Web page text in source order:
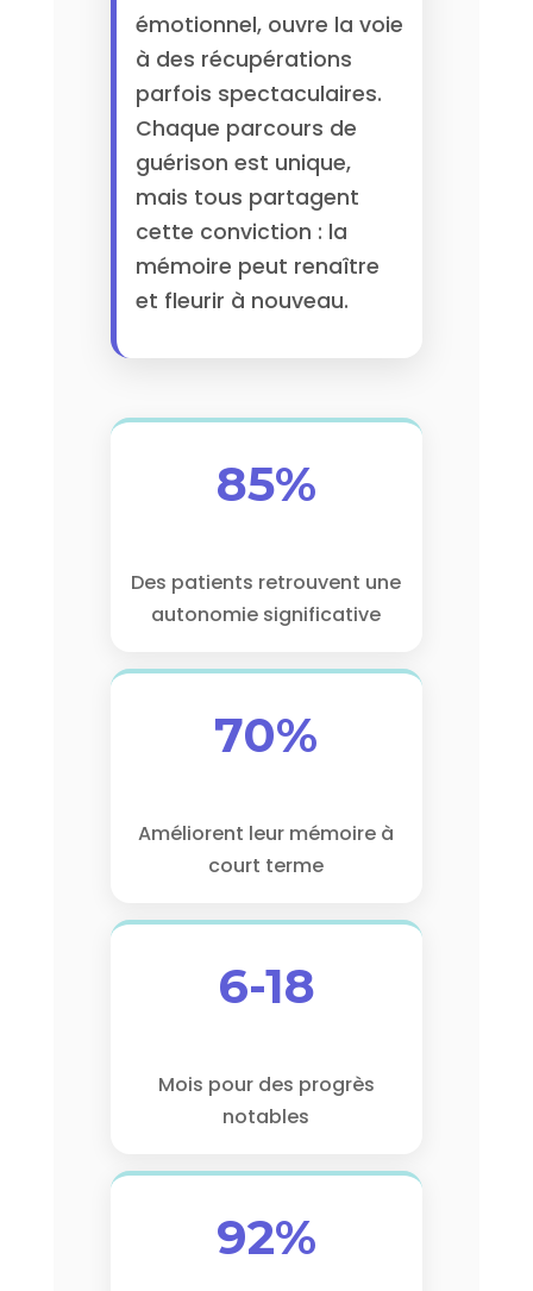
émotionnel, ouvre la voie
à des récupérations
parfois spectaculaires.
Chaque parcours de
guérison est unique,
mais tous partagent
cette conviction : la
mémoire peut renaître
et fleurir à nouveau.
85%
Des patients retrouvent une
autonomie significative
70%
Améliorent leur mémoire à
court terme
6-18
Mois pour des progrès
notables
92%